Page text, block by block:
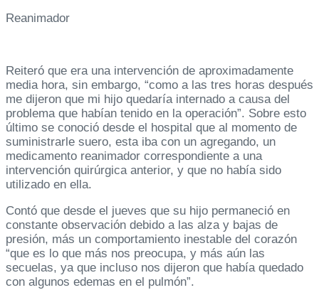
Reanimador
Reiteró que era una intervención de aproximadamente
media hora, sin embargo, “como a las tres horas después
me dijeron que mi hijo quedaría internado a causa del
problema que habían tenido en la operación”. Sobre esto
último se conoció desde el hospital que al momento de
suministrarle suero, esta iba con un agregando, un
medicamento reanimador correspondiente a una
intervención quirúrgica anterior, y que no había sido
utilizado en ella.
Contó que desde el jueves que su hijo permaneció en
constante observación debido a las alza y bajas de
presión, más un comportamiento inestable del corazón
“que es lo que más nos preocupa, y más aún las
secuelas, ya que incluso nos dijeron que había quedado
con algunos edemas en el pulmón”.